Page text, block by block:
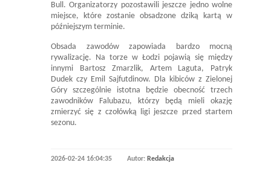
Bull. Organizatorzy pozostawili jeszcze jedno wolne
miejsce, które zostanie obsadzone dziką kartą w
późniejszym terminie.
Obsada zawodów zapowiada bardzo mocną
rywalizację. Na torze w Łodzi pojawią się między
innymi Bartosz Zmarzlik, Artem Laguta, Patryk
Dudek czy Emil Sajfutdinow. Dla kibiców z Zielonej
Góry szczególnie istotna będzie obecność trzech
zawodników Falubazu, którzy będą mieli okazję
zmierzyć się z czołówką ligi jeszcze przed startem
sezonu.
2026-02-24 16:04:35 Autor: Redakcja